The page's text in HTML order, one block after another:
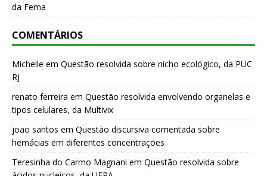
da Fema
COMENTÁRIOS
Michelle em Questão resolvida sobre nicho ecológico, da PUC
RJ
renato ferreira em Questão resolvida envolvendo organelas e
tipos celulares, da Multivix
joao santos em Questão discursiva comentada sobre
hemácias em diferentes concentrações
Teresinha do Carmo Magnani em Questão resolvida sobre